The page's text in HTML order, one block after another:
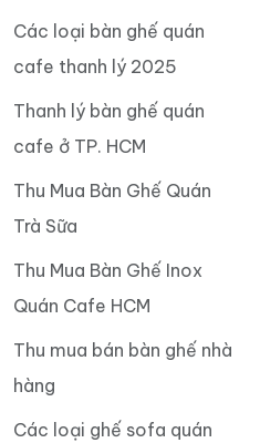
Các loại bàn ghế quán
cafe thanh lý 2025
Thanh lý bàn ghế quán
cafe ở TP. HCM
Thu Mua Bàn Ghế Quán
Trà Sữa
Thu Mua Bàn Ghế Inox
Quán Cafe HCM
Thu mua bán bàn ghế nhà
hàng
Các loại ghế sofa quán